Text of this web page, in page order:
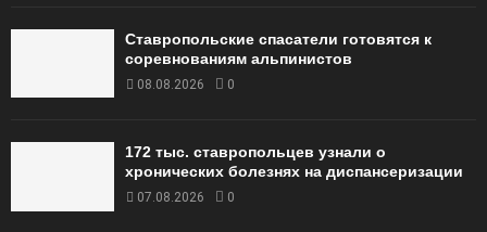
Ставропольские спасатели готовятся к
соревнованиям альпинистов
08.08.2026 0
172 тыс. ставропольцев узнали о
хронических болезнях на диспансеризации
07.08.2026 0